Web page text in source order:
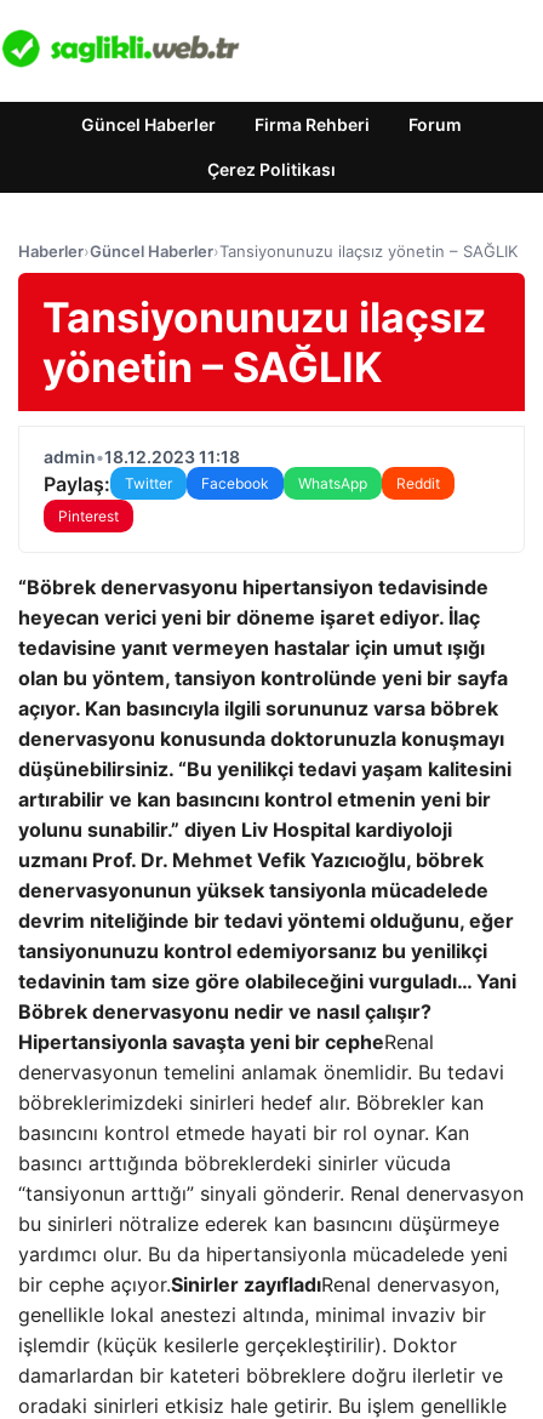
Güncel Haberler Firma Rehberi Forum
Çerez Politikası
Haberler›Güncel Haberler›Tansiyonunuzu ilaçsız yönetin – SAĞLIK
Tansiyonunuzu ilaçsız
yönetin – SAĞLIK
admin•18.12.2023 11:18
Paylaş: Twitter Facebook WhatsApp
Reddit
Pinterest
“Böbrek denervasyonu hipertansiyon tedavisinde
heyecan verici yeni bir döneme işaret ediyor. İlaç
tedavisine yanıt vermeyen hastalar için umut ışığı
olan bu yöntem, tansiyon kontrolünde yeni bir sayfa
açıyor. Kan basıncıyla ilgili sorununuz varsa böbrek
denervasyonu konusunda doktorunuzla konuşmayı
düşünebilirsiniz. “Bu yenilikçi tedavi yaşam kalitesini
artırabilir ve kan basıncını kontrol etmenin yeni bir
yolunu sunabilir.” diyen Liv Hospital kardiyoloji
uzmanı Prof. Dr. Mehmet Vefik Yazıcıoğlu, böbrek
denervasyonunun yüksek tansiyonla mücadelede
devrim niteliğinde bir tedavi yöntemi olduğunu, eğer
tansiyonunuzu kontrol edemiyorsanız bu yenilikçi
tedavinin tam size göre olabileceğini vurguladı… Yani
Böbrek denervasyonu nedir ve nasıl çalışır?
Hipertansiyonla savaşta yeni bir cepheRenal
denervasyonun temelini anlamak önemlidir. Bu tedavi
böbreklerimizdeki sinirleri hedef alır. Böbrekler kan
basıncını kontrol etmede hayati bir rol oynar. Kan
basıncı arttığında böbreklerdeki sinirler vücuda
“tansiyonun arttığı” sinyali gönderir. Renal denervasyon
bu sinirleri nötralize ederek kan basıncını düşürmeye
yardımcı olur. Bu da hipertansiyonla mücadelede yeni
bir cephe açıyor.Sinirler zayıfladıRenal denervasyon,
genellikle lokal anestezi altında, minimal invaziv bir
işlemdir (küçük kesilerle gerçekleştirilir). Doktor
damarlardan bir kateteri böbreklere doğru ilerletir ve
oradaki sinirleri etkisiz hale getirir. Bu işlem genellikle